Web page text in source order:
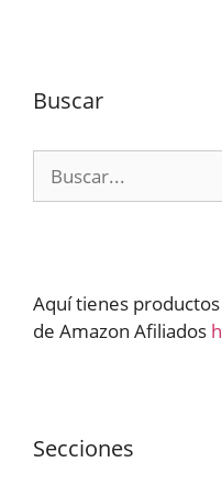
Buscar
Aquí tienes
de Amazon Afiliados
Secciones